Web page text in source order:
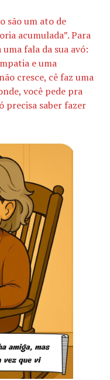
são um ato de
acumulada”. Para
fala da sua avó:
e uma
cresce, cê faz uma
você pede pra
precisa saber fazer